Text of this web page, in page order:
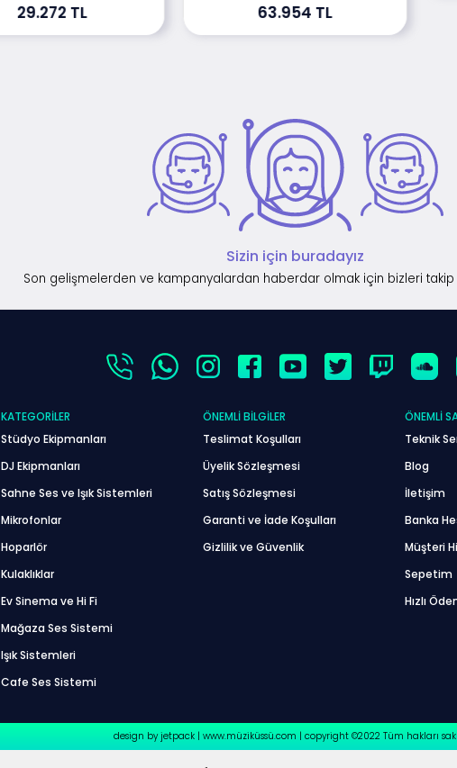
29.272 TL 63.954 TL
Sizin için buradayız
Son gelişmelerden ve kampanyalardan haberdar olmak için bizleri takip
KATEGORILER
Stüdyo Ekipmanları
DJ Ekipmanları
Sahne Ses ve Işık Sistemleri
Mikrofonlar
Hoparlör
Kulaklıklar
Ev Sinema ve Hi Fi
Mağaza Ses Sistemi
Işık Sistemleri
Cafe Ses Sistemi
ÖNEMLI BILGILER
Teslimat Koşulları
Üyelik Sözleşmesi
Satış Sözleşmesi
Garanti ve İade Koşulları
Gizlilik ve Güvenlik
ÖNEMLI
Teknik
Blog
İletişim
Banka
Müşteri
Sepetim
Hızlı
design by jetpack | www.müziküssü.com | copyright ©2022 Tüm hakları